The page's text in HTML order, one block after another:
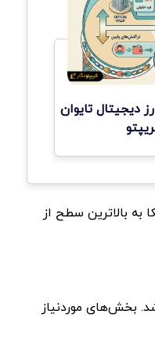
دیجیتال تایوان
به بالاترین سطح از
بخش‌های موردنیاز